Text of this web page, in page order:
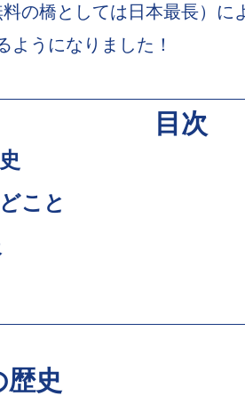
の橋としては日本最長）に
ようになりました！
目次
こと
歴史